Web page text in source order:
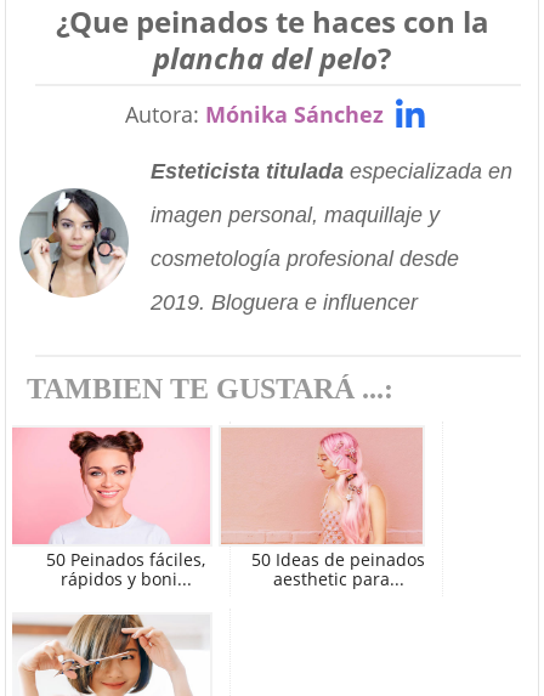
¿Que peinados te haces con la
plancha del pelo?
Autora: Mónika Sánchez
Esteticista tituladaespecializada en
imagen personal, maquillaje y
cosmetología profesional desde
2019. Bloguera e influencer
TAMBIEN TE GUSTARÁ ...:
50 Peinados fáciles,
rápidos y boni...
50 Ideas de peinados
aesthetic para...